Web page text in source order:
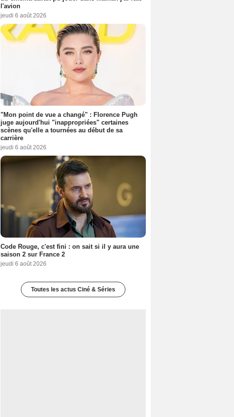
l'avion
jeudi 6 août 2026
"Mon point de vue a changé" : Florence Pugh
juge aujourd'hui "inappropriées" certaines
scènes qu'elle a tournées au début de sa
carrière
jeudi 6 août 2026
Code Rouge, c'est fini : on sait si il y aura une
saison 2 sur France 2
jeudi 6 août 2026
Toutes les actus Ciné & Séries